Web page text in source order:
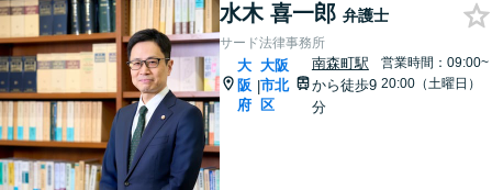
水木 喜一郎 弁護士
サード法律事務所
大
阪
府
|
大阪
市北
区
南森町駅
から徒歩9
分
営業時間：09:00~
20:00（土曜日）